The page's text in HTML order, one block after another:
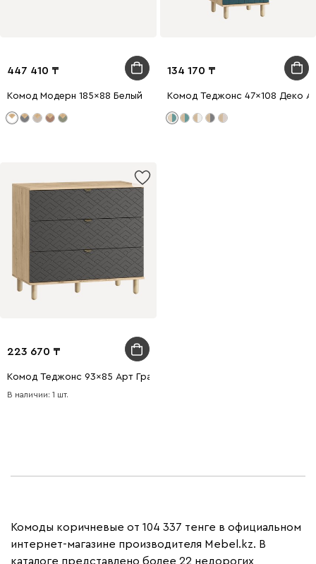
447 410
Комод Модерн 185x88 Белый
134 170
Комод Теджонс 47x108 Деко
223 670
Комод Теджонс 93x85 Арт ​Графитовый/Дуб Ирландский
В наличии: 1 шт.
Комоды коричневые от 104 337 тенге в официальном
интернет-магазине производителя Mebel.kz. В
каталоге представлено более 22 недорогих